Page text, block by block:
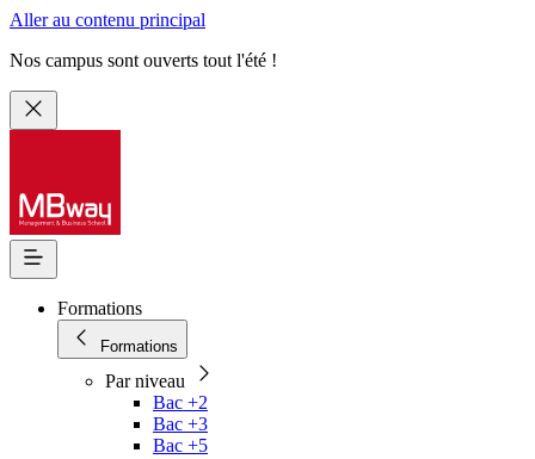
Aller au contenu principal
Nos campus sont ouverts tout l'été !
Formations
Formations
Par niveau
Bac +2
Bac +3
Bac +5